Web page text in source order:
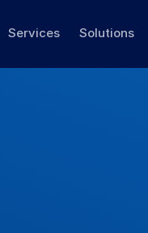
Services Solutions